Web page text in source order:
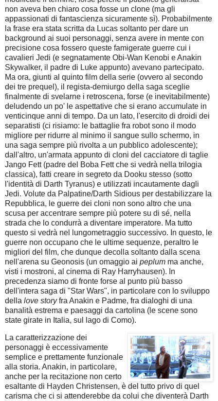
non aveva ben chiaro cosa fosse un clone (ma gli
appassionati di fantascienza sicuramente sì). Probabilmente
la frase era stata scritta da Lucas soltanto per dare un
background ai suoi personaggi, senza avere in mente con
precisione cosa fossero queste famigerate guerre cui i
cavalieri Jedi (e segnatamente Obi-Wan Kenobi e Anakin
Skywalker, il padre di Luke appunto) avevano partecipato.
Ma ora, giunti al quinto film della serie (ovvero al secondo
dei tre prequel), il regista-demiurgo della saga sceglie
finalmente di svelarne i retroscena, forse (e inevitabilmente)
deludendo un po' le aspettative che si erano accumulate in
venticinque anni di tempo. Da un lato, l'esercito di droidi dei
separatisti (ci risiamo: le battaglie fra robot sono il modo
migliore per ridurre al minimo il sangue sullo schermo, in
una saga sempre più rivolta a un pubblico adolescente);
dall'altro, un'armata appunto di cloni del cacciatore di taglie
Jango Fett (padre del Boba Fett che si vedrà nella trilogia
classica), fatti creare in segreto da Dooku stesso (sotto
l'identità di Darth Tyranus) e utilizzati incautamente dagli
Jedi. Volute da Palpatine/Darth Sidious per destabilizzare la
Repubblica, le guerre dei cloni non sono altro che una
scusa per accentrare sempre più potere su di sé, nella
strada che lo condurrà a diventare imperatore. Ma tutto
questo si vedrà nel lungometraggio successivo. In questo, le
guerre non occupano che le ultime sequenze, peraltro le
migliori del film, che dunque decolla soltanto dalla scena
nell'arena su Geonosis (un omaggio ai peplum ma anche,
visti i mostroni, al cinema di Ray Harryhausen). In
precedenza siamo di fronte forse al punto più basso
dell'intera saga di "Star Wars", in particolare con lo sviluppo
della love storyfra Anakin e Padme, fra dialoghi di una
banalità estrema e paesaggi da cartolina (le scene sono
state girate in Italia, sul lago di Como).
La caratterizzazione dei
personaggi è eccessivamente
semplice e prettamente funzionale
alla storia. Anakin, in particolare,
anche per la recitazione non certo
esaltante di Hayden Christensen, è del tutto privo di quel
carisma che ci si attenderebbe da colui che diventerà Darth